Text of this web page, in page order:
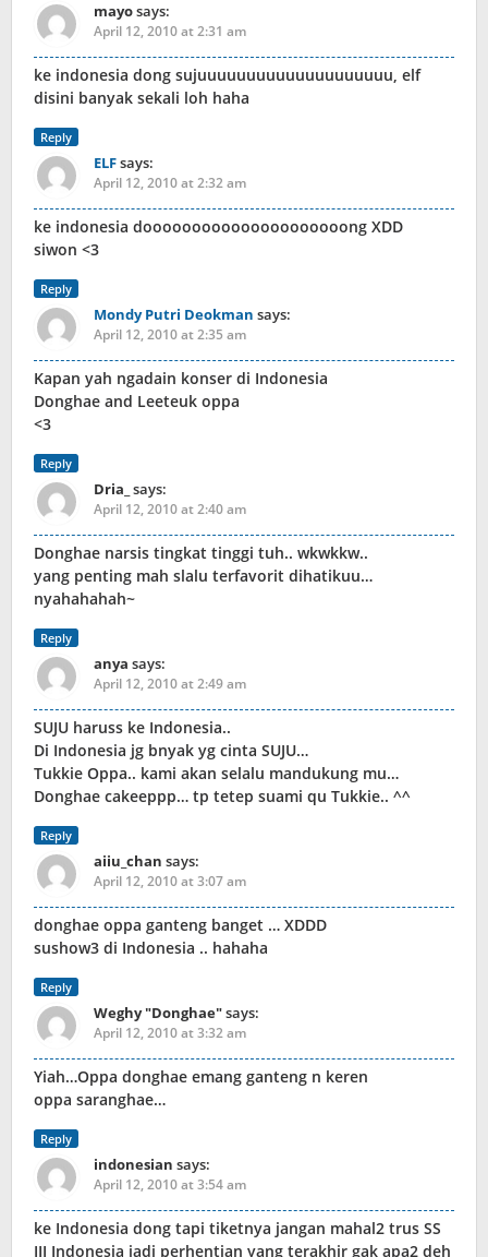
mayosays:
April 12, 2010 at 2:31 am
ke indonesia dong sujuuuuuuuuuuuuuuuuuuuu, elf
disini banyak sekali loh haha
Reply
ELFsays:
April 12, 2010 at 2:32 am
ke indonesia dooooooooooooooooooooong XDD
siwon <3
Reply
Mondy Putri Deokman says:
April 12, 2010 at 2:35 am
Kapan yah ngadain konser di Indonesia
Donghae and Leeteuk oppa
<3
Reply
Dria_ says:
April 12, 2010 at 2:40 am
Donghae narsis tingkat tinggi tuh.. wkwkkw..
yang penting mah slalu terfavorit dihatikuu…
nyahahahah~
Reply
anya says:
April 12, 2010 at 2:49 am
SUJU haruss ke Indonesia..
Di Indonesia jg bnyak yg cinta SUJU…
Tukkie Oppa.. kami akan selalu mandukung mu…
Donghae cakeeppp… tp tetep suami qu Tukkie.. ^^
Reply
aiiu_chan says:
April 12, 2010 at 3:07 am
donghae oppa ganteng banget … XDDD
sushow3 di Indonesia .. hahaha
Reply
Weghy "Donghae"says:
April 12, 2010 at 3:32 am
Yiah…Oppa donghae emang ganteng n keren
oppa saranghae…
Reply
indonesian says:
April 12, 2010 at 3:54 am
ke Indonesia dong tapi tiketnya jangan mahal2 trus SS
III Indonesia jadi perhentian yang terakhir gak apa2 deh